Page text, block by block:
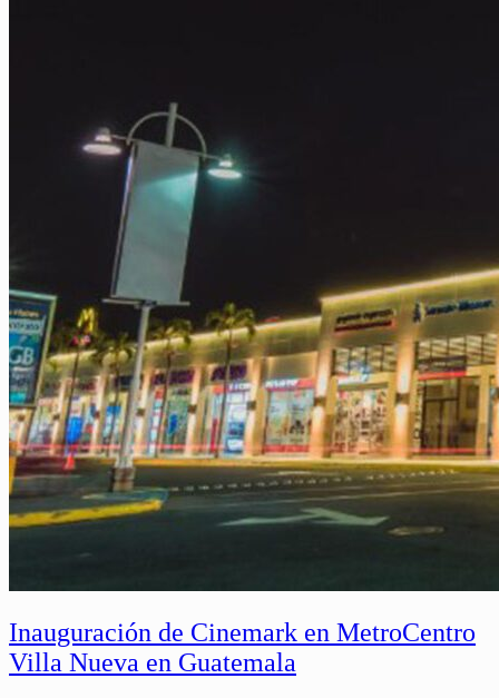
Inauguración de Cinemark en MetroCentro
Villa Nueva en Guatemala